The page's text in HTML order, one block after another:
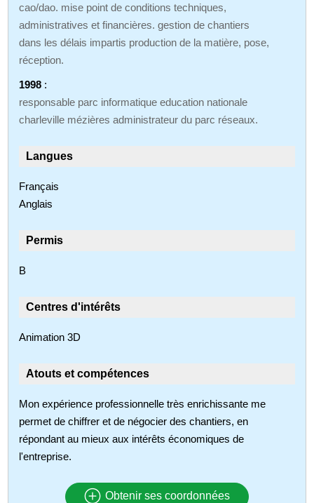
cao/dao. mise point de conditions techniques,
administratives et financières. gestion de chantiers
dans les délais impartis production de la matière, pose,
réception.
1998 :
responsable parc informatique education nationale
charleville mézières administrateur du parc réseaux.
Langues
Français
Anglais
Permis
B
Centres d'intérêts
Animation 3D
Atouts et compétences
Mon expérience professionnelle très enrichissante me
permet de chiffrer et de négocier des chantiers, en
répondant au mieux aux intérêts économiques de
l'entreprise.
Obtenir ses coordonnées